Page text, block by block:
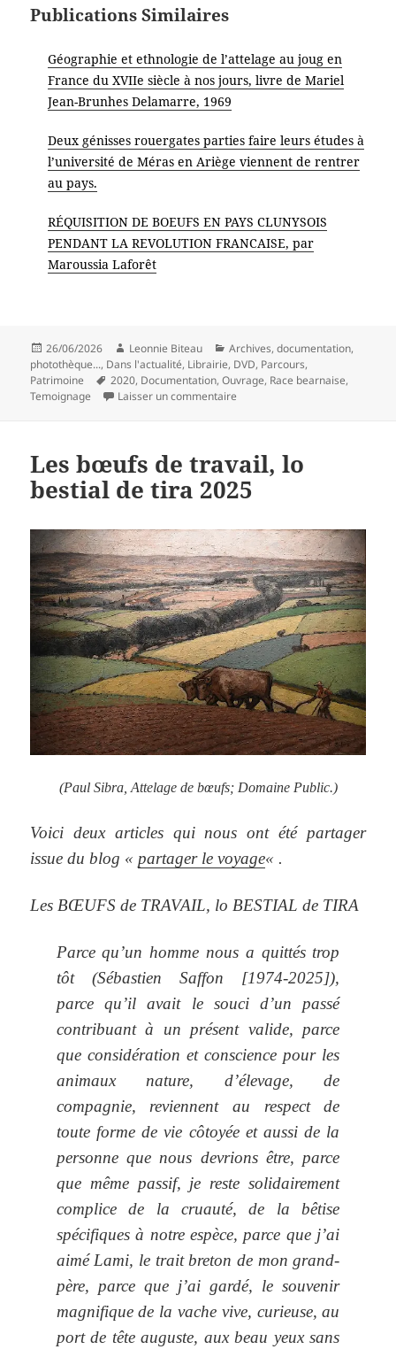
Publications Similaires
Géographie et ethnologie de l’attelage au joug en
France du XVIIe siècle à nos jours, livre de Mariel
Jean-Brunhes Delamarre, 1969
Deux génisses rouergates parties faire leurs études à
l’université de Méras en Ariège viennent de rentrer
au pays.
RÉQUISITION DE BOEUFS EN PAYS CLUNYSOIS
PENDANT LA REVOLUTION FRANCAISE, par
Maroussia Laforêt
Publié
le
26/06/2026 Auteur
Leonnie Biteau Catégories
Archives, documentation,
photothèque..., Dans l'actualité, Librairie, DVD, Parcours,
Patrimoine
Mots-
clés
2020, Documentation,Ouvrage, Race bearnaise,
Temoignage
Laisser un commentaire
Les bœufs de travail, lo
bestial de tira 2025
(Paul Sibra, Attelage de bœufs; Domaine Public.)
Voici deux articles qui nous ont été partager
issue du blog « partager le voyage« .
Les BŒUFS de TRAVAIL, lo BESTIAL de TIRA
Parce qu’un homme nous a quittés trop
tôt (Sébastien Saffon [1974-2025]),
parce qu’il avait le souci d’un passé
contribuant à un présent valide, parce
que considération et conscience pour les
animaux nature, d’élevage, de
compagnie, reviennent au respect de
toute forme de vie côtoyée et aussi de la
personne que nous devrions être, parce
que même passif, je reste solidairement
complice de la cruauté, de la bêtise
spécifiques à notre espèce, parce que j’ai
aimé Lami, le trait breton de mon grand-
père, parce que j’ai gardé, le souvenir
magnifique de la vache vive, curieuse, au
port de tête auguste, aux beau yeux sans